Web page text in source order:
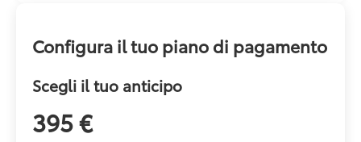
Configura il tuo piano di pagamento
Scegli il tuo anticipo
395 €